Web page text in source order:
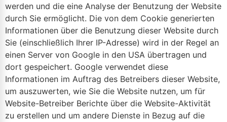
werden und die eine Analyse der Benutzung der Website
durch Sie ermöglicht. Die von dem Cookie generierten
Informationen über die Benutzung dieser Website durch
Sie (einschließlich Ihrer IP-Adresse) wird in der Regel an
einen Server von Google in den USA übertragen und
dort gespeichert. Google verwendet diese
Informationen im Auftrag des Betreibers dieser Website,
um auszuwerten, wie Sie die Website nutzen, um für
Website-Betreiber Berichte über die Website-Aktivität
zu erstellen und um andere Dienste in Bezug auf die